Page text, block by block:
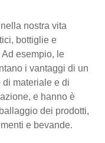
nostra vita
bottiglie e
esempio, le
i vantaggi di un
materiale e di
e hanno è
dei prodotti,
e bevande.